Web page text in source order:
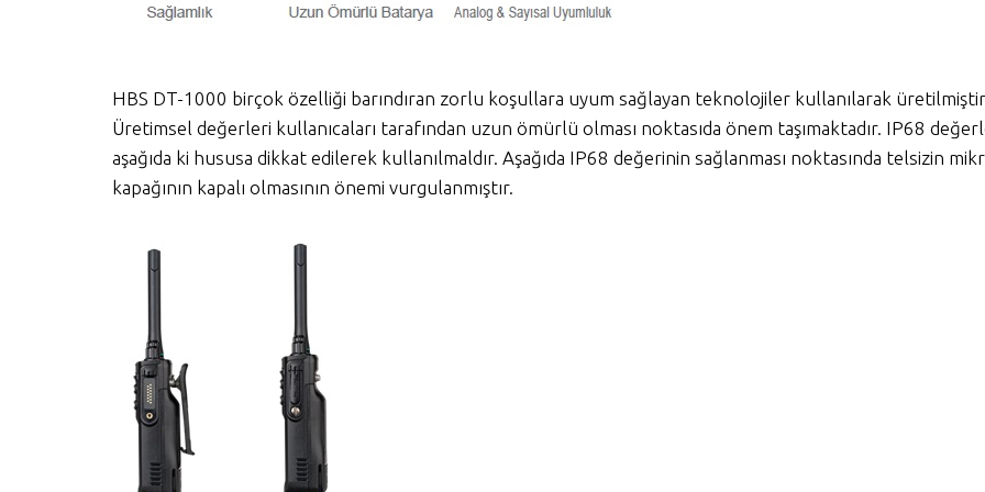
HBS DT-1000 birçok özelliği barındıran zorlu koşullara uyum sağlayan teknolojiler kullanılarak
Üretimsel değerleri kullanıcaları tarafından uzun ömürlü olması noktasıda önem taşımaktadır. IP68
aşağıda ki hususa dikkat edilerek kullanılmaldır. Aşağıda IP68 değerinin sağlanması noktasında telsizin
kapağının kapalı olmasının önemi vurgulanmıştır.